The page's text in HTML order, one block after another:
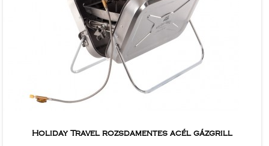
Holiday Travel rozsdamentes acél gázgrill